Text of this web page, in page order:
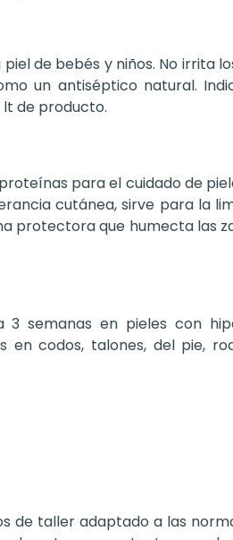
de bebés y niños. No irrita
un antiséptico natural.
de producto.
para el cuidado de
cutánea, sirve para la
protectora que humecta las
semanas en pieles con
codos, talones, del pie,
de taller adaptado a las